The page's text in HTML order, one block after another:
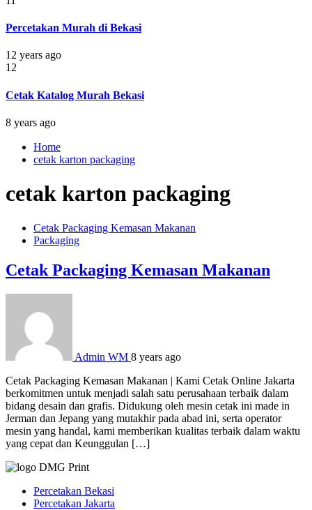
Percetakan Murah di Bekasi
12 years ago
12
Cetak Katalog Murah Bekasi
8 years ago
Home
cetak karton packaging
cetak karton packaging
Cetak Packaging Kemasan Makanan
Packaging
Cetak Packaging Kemasan Makanan
Admin WM 8 years ago
Cetak Packaging Kemasan Makanan | Kami Cetak Online Jakarta
berkomitmen untuk menjadi salah satu perusahaan terbaik dalam
bidang desain dan grafis. Didukung oleh mesin cetak ini made in
Jerman dan Jepang yang mutakhir pada abad ini, serta operator
mesin yang handal, kami memberikan kualitas terbaik dalam waktu
yang cepat dan Keunggulan […]
Percetakan Bekasi
Percetakan Jakarta